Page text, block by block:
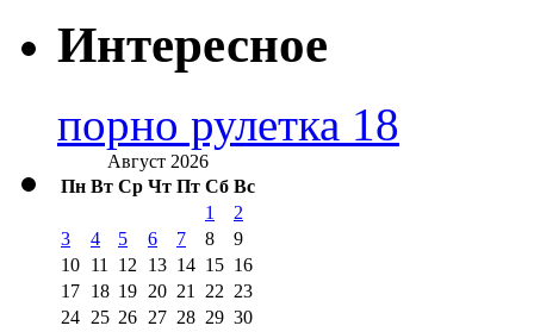
Интересное
порно рулетка 18
Август 2026
Пн Вт Ср Чт Пт Сб Вс
1
2
3
4 5 6 7 8
9
10 11 12 13 14 15 16
17 18 19 20 21 22 23
24 25 26 27 28 29 30